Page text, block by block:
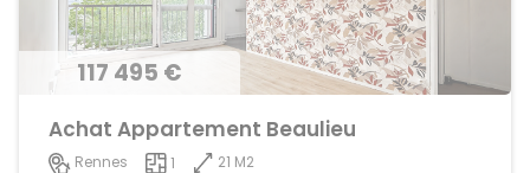
117 495 €
Achat Appartement Beaulieu
Rennes 1
21 M2